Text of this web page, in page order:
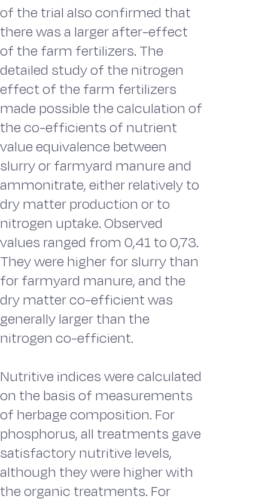
of the trial also confirmed that
there was a larger after-effect
of the farm fertilizers. The
detailed study of the nitrogen
effect of the farm fertilizers
made possible the calculation of
the co-efficients of nutrient
value equivalence between
slurry or farmyard manure and
ammonitrate, either relatively to
dry matter production or to
nitrogen uptake. Observed
values ranged from 0,41 to 0,73.
They were higher for slurry than
for farmyard manure, and the
dry matter co-efficient was
generally larger than the
nitrogen co-efficient.
Nutritive indices were calculated
on the basis of measurements
of herbage composition. For
phosphorus, all treatments gave
satisfactory nutritive levels,
although they were higher with
the organic treatments. For